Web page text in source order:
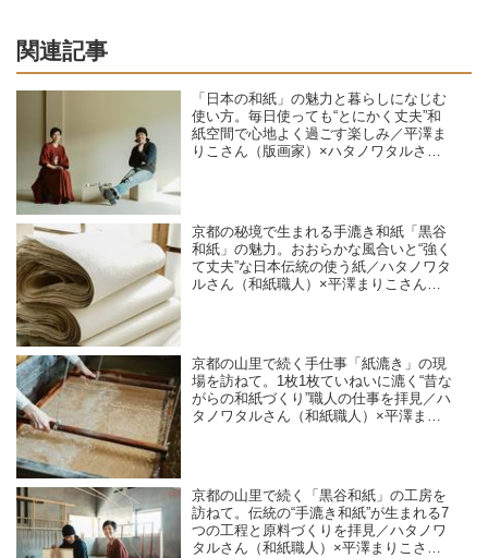
関連記事
「日本の和紙」の魅力と暮らしになじむ
使い方。毎日使っても“とにかく丈夫”和
紙空間で心地よく過ごす楽しみ／平澤ま
りこさん（版画家）×ハタノワタルさん
京都の秘境で生まれる手漉き和紙「黒谷
和紙」の魅力。おおらかな風合いと“強く
て丈夫”な日本伝統の使う紙／ハタノワタ
ルさん（和紙職人）×平澤まりこさん
京都の山里で続く手仕事「紙漉き」の現
場を訪ねて。1枚1枚ていねいに漉く“昔な
がらの和紙づくり”職人の仕事を拝見／ハ
タノワタルさん（和紙職人）×平澤まり
京都の山里で続く「黒谷和紙」の工房を
訪ねて。伝統の“手漉き和紙”が生まれる7
つの工程と原料づくりを拝見／ハタノワ
タルさん（和紙職人）×平澤まりこさん